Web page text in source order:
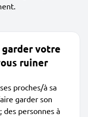
votre
ruiner
proches/à sa
garder son
des personnes à